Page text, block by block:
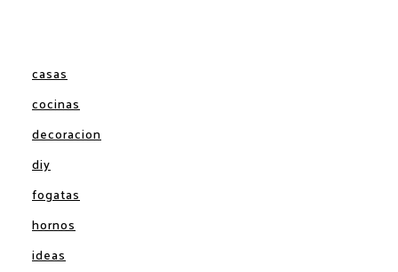
casas
cocinas
decoracion
diy
fogatas
hornos
ideas